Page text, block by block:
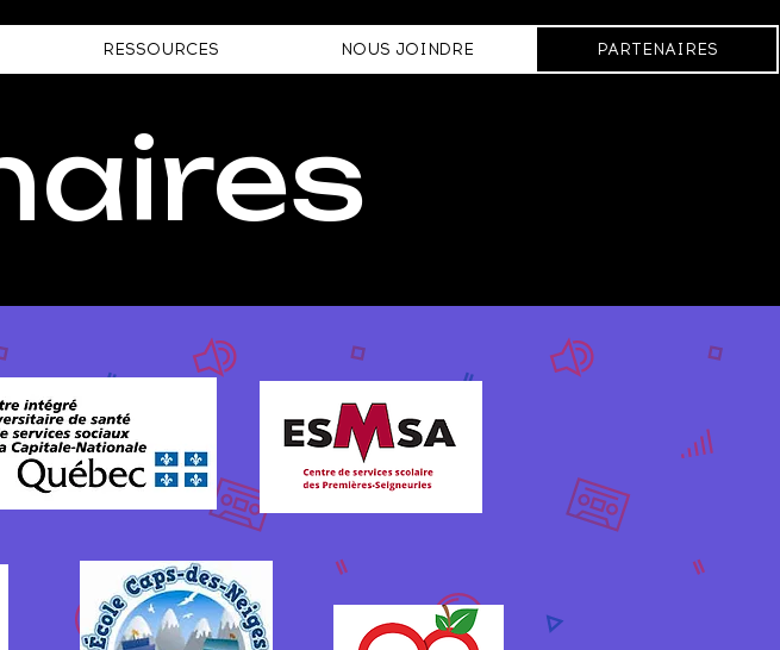
RESSOURCES NOUS JOINDRE PARTENAIRES